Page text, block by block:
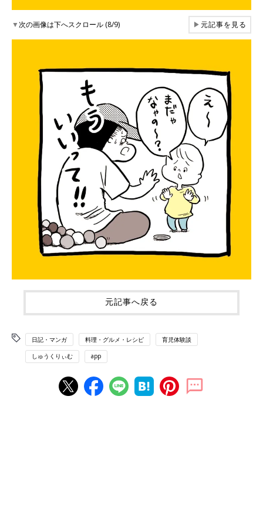
▼次の画像は下へスクロール (8/9) ▶元記事を見る
元記事へ戻る
日記・マンガ 料理・グルメ・レシピ 育児体験談
しゅうくりぃむ app